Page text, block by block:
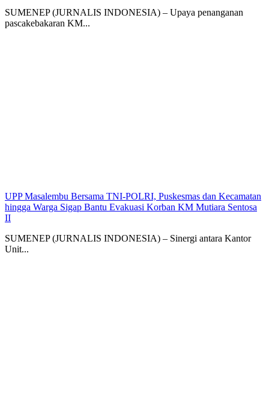
SUMENEP (JURNALIS INDONESIA) – Upaya penanganan
pascakebakaran KM...
UPP Masalembu Bersama TNI-POLRI, Puskesmas dan Kecamatan
hingga Warga Sigap Bantu Evakuasi Korban KM Mutiara Sentosa
II
SUMENEP (JURNALIS INDONESIA) – Sinergi antara Kantor
Unit...